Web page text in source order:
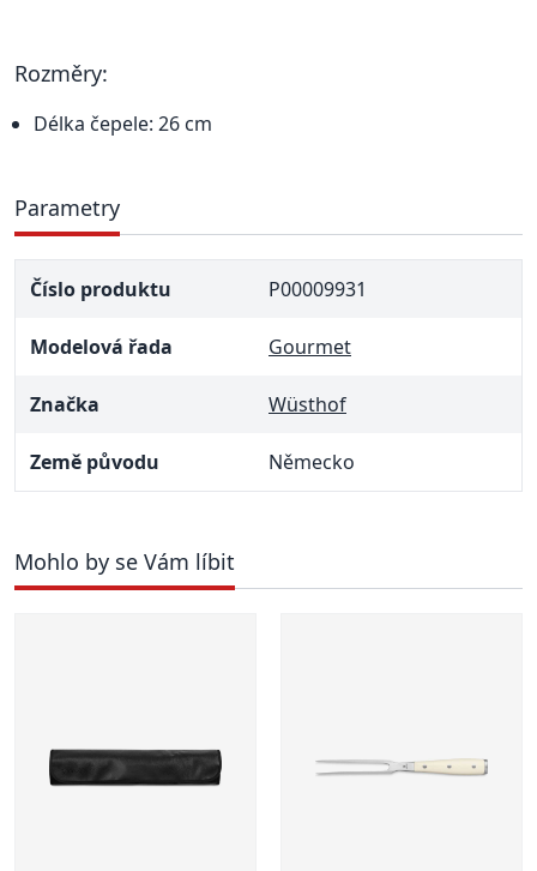
Rozměry:
Délka čepele: 26 cm
Parametry
Číslo produktu P00009931
Modelová řada Gourmet
Značka Wüsthof
Země původu Německo
Mohlo by se Vám líbit